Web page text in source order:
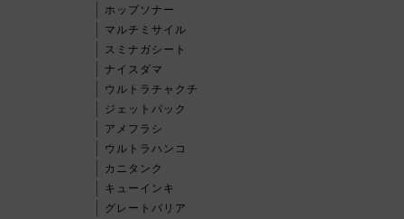
ホップソナー
マルチミサイル
スミナガシート
ナイスダマ
ウルトラチャクチ
ジェットパック
アメフラシ
ウルトラハンコ
カニタンク
キューインキ
グレートバリア